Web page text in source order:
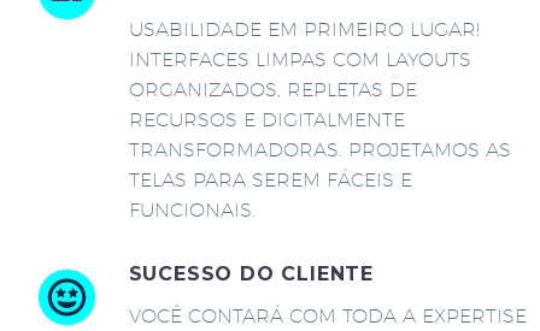
USABILIDADE EM PRIMEIRO LUGAR!
INTERFACES LIMPAS COM LAYOUTS
ORGANIZADOS, REPLETAS DE
RECURSOS E DIGITALMENTE
TRANSFORMADORAS. PROJETAMOS AS
TELAS PARA SEREM FÁCEIS E
FUNCIONAIS.
SUCESSO DO CLIENTE
VOCÊ CONTARÁ COM TODA A EXPERTISE